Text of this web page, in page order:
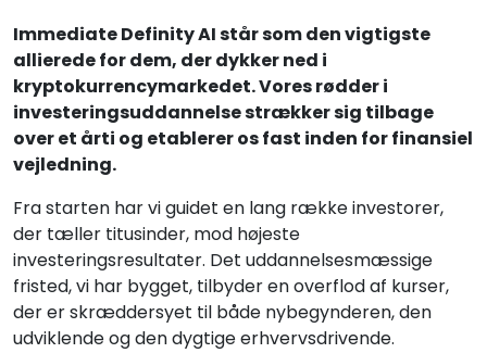
Immediate Definity AI står som den vigtigste
allierede for dem, der dykker ned i
kryptokurrencymarkedet. Vores rødder i
investeringsuddannelse strækker sig tilbage
over et årti og etablerer os fast inden for finansiel
vejledning.
Fra starten har vi guidet en lang række investorer,
der tæller titusinder, mod højeste
investeringsresultater. Det uddannelsesmæssige
fristed, vi har bygget, tilbyder en overflod af kurser,
der er skræddersyet til både nybegynderen, den
udviklende og den dygtige erhvervsdrivende.